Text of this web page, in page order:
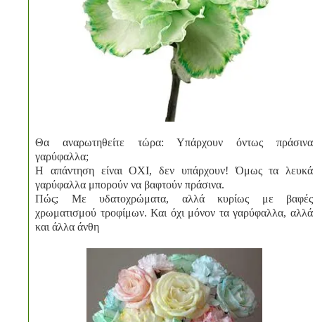
Θα αναρωτηθείτε τώρα: Υπάρχουν όντως πράσινα
γαρύφαλλα;
Η απάντηση είναι ΟΧΙ, δεν υπάρχουν! Όμως τα λευκά
γαρύφαλλα μπορούν να βαφτούν πράσινα.
Πώς; Με υδατοχρώματα, αλλά κυρίως με βαφές
χρωματισμού τροφίμων. Και όχι μόνον τα γαρύφαλλα, αλλά
και άλλα άνθη